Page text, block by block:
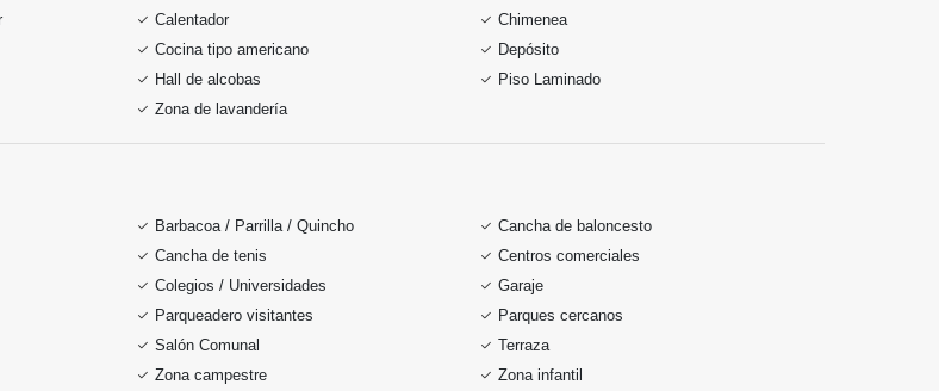
Calentador
Chimenea
Cocina tipo americano
Depósito
Hall de alcobas
Piso Laminado
Zona de lavandería
Barbacoa / Parrilla / Quincho
Cancha de baloncesto
Cancha de tenis
Centros comerciales
Colegios / Universidades
Garaje
Parqueadero visitantes
Parques cercanos
Salón Comunal
Terraza
Zona campestre
Zona infantil